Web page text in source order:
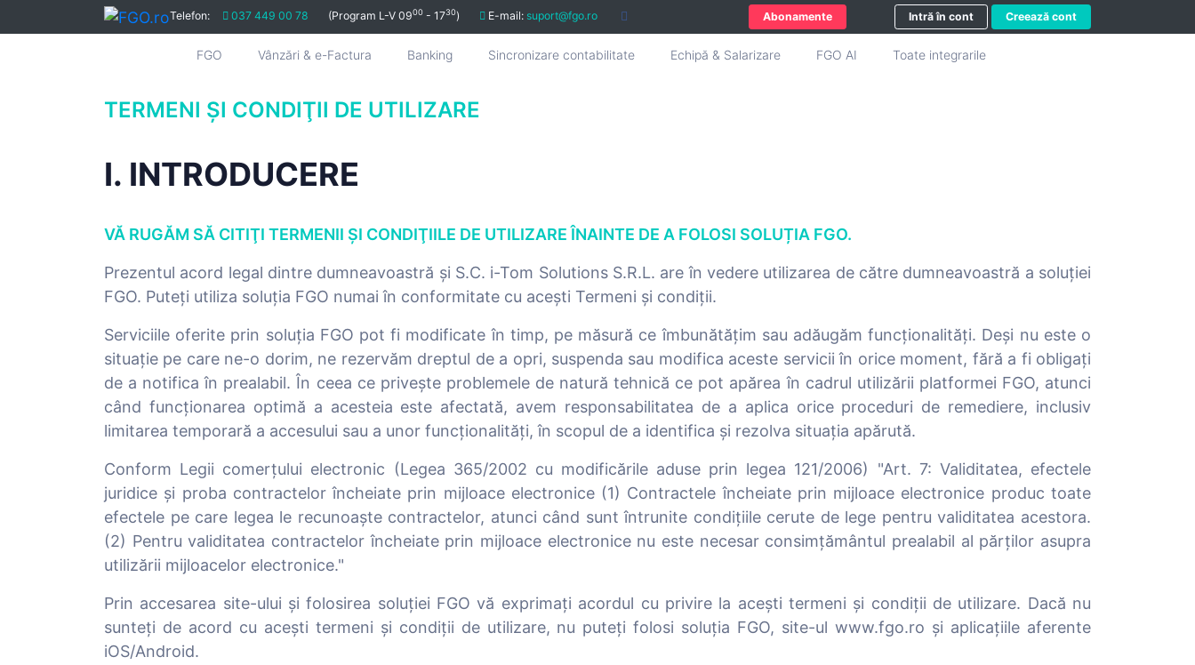
Telefon: 037 449 00 78 (Program L-V 0900 - 1730) E-mail: suport@fgo.ro Abonamente Intră în cont Creează cont
FGO Vânzări & e-Factura Banking Sincronizare contabilitate Echipă & Salarizare FGO AI Toate integrarile
TERMENI ŞI CONDIŢII DE UTILIZARE
I. INTRODUCERE
VĂ RUGĂM SĂ CITIŢI TERMENII ŞI CONDIŢIILE DE UTILIZARE ÎNAINTE DE A FOLOSI SOLUȚIA FGO.
Prezentul acord legal dintre dumneavoastră și S.C. i-Tom Solutions S.R.L. are în vedere utilizarea de către dumneavoastră a soluției
FGO. Puteți utiliza soluția FGO numai în conformitate cu acești Termeni și condiții.
Serviciile oferite prin soluția FGO pot fi modificate în timp, pe măsură ce îmbunătățim sau adăugăm funcționalități. Deși nu este o
situație pe care ne-o dorim, ne rezervăm dreptul de a opri, suspenda sau modifica aceste servicii în orice moment, fără a fi obligați
de a notifica în prealabil. În ceea ce privește problemele de natură tehnică ce pot apărea în cadrul utilizării platformei FGO, atunci
când funcționarea optimă a acesteia este afectată, avem responsabilitatea de a aplica orice proceduri de remediere, inclusiv
limitarea temporară a accesului sau a unor funcționalități, în scopul de a identifica și rezolva situația apărută.
Conform Legii comerțului electronic (Legea 365/2002 cu modificările aduse prin legea 121/2006) "Art. 7: Validitatea, efectele
juridice și proba contractelor încheiate prin mijloace electronice (1) Contractele încheiate prin mijloace electronice produc toate
efectele pe care legea le recunoaște contractelor, atunci când sunt întrunite condițiile cerute de lege pentru validitatea acestora.
(2) Pentru validitatea contractelor încheiate prin mijloace electronice nu este necesar consimțământul prealabil al părților asupra
utilizării mijloacelor electronice."
Prin accesarea site-ului și folosirea soluției FGO vă exprimați acordul cu privire la acești termeni și condiții de utilizare. Dacă nu
sunteți de acord cu acești termeni și condiții de utilizare, nu puteți folosi soluția FGO, site-ul www.fgo.ro și aplicațiile aferente
iOS/Android.